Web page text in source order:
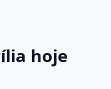
hoje